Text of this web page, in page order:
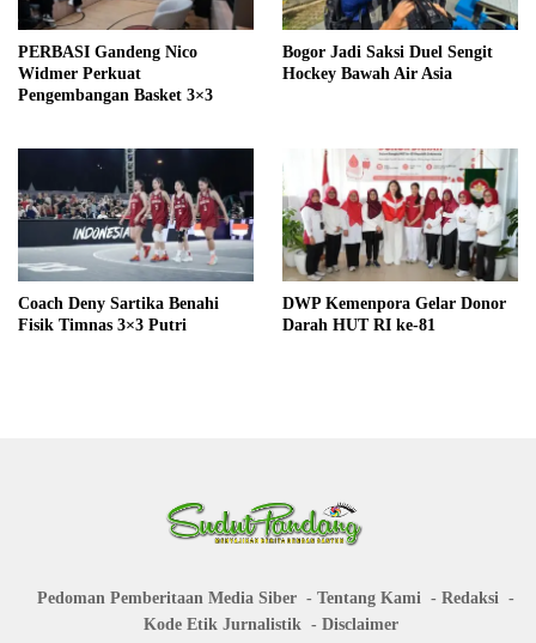
PERBASI Gandeng Nico
Widmer Perkuat
Pengembangan Basket 3×3
Bogor Jadi Saksi Duel Sengit
Hockey Bawah Air Asia
Coach Deny Sartika Benahi
Fisik Timnas 3×3 Putri
DWP Kemenpora Gelar Donor
Darah HUT RI ke-81
Pedoman Pemberitaan Media Siber Tentang Kami
Redaksi
Kode Etik Jurnalistik
Disclaimer